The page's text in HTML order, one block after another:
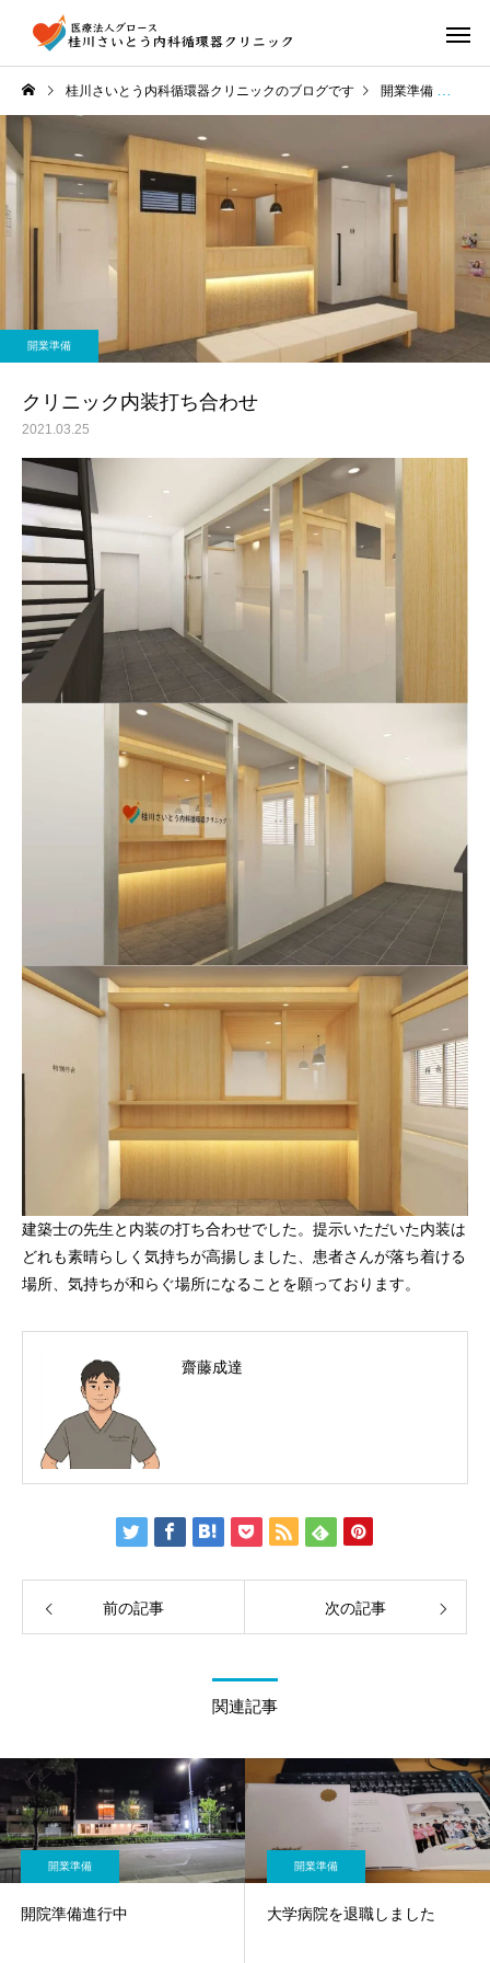
桂川さいとう内科循環器クリニックのブログです 開業準備
開業準備
クリニック内装打ち合わせ
2021.03.25
建築士の先生と内装の打ち合わせでした。提示いただいた内装は
どれも素晴らしく気持ちが高揚しました、患者さんが落ち着ける
場所、気持ちが和らぐ場所になることを願っております。
齋藤成達
前の記事 次の記事
関連記事
開業準備
開院準備進行中
開業準備
大学病院を退職しました